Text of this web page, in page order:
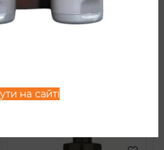
на сайті